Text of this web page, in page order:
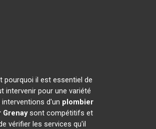
pourquoi il est essentiel de
intervenir pour une variété
d'un plombier
Grenaysont compétitifs et
vérifier les services qu'il